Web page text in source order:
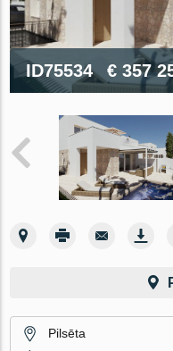
ID75534 € 357
Pilsēta